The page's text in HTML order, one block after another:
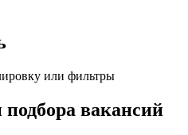
или фильтры
вакансий